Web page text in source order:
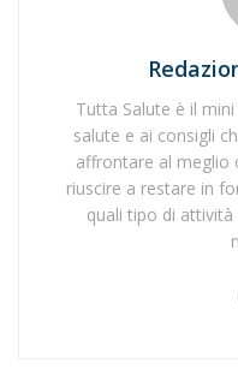
Tutta Salute è il
salute e ai consigli
affrontare al meglio
riuscire a restare in
quali tipo di attività